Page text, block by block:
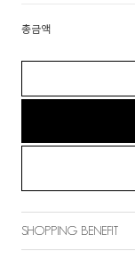
총금액
SHOPPING BENEFIT